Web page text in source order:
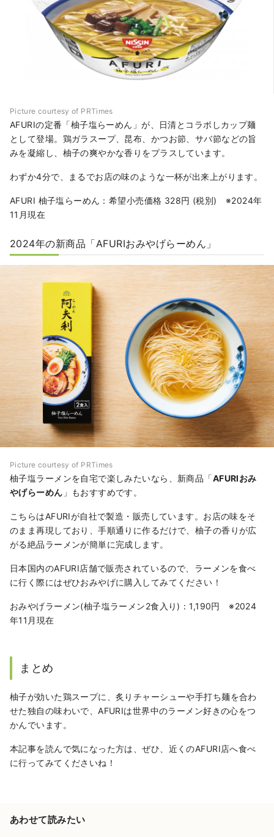
Picture courtesy of PRTimes
AFURIの定番「柚子塩らーめん」が、日清とコラボしカップ麺
として登場。鶏ガラスープ、昆布、かつお節、サバ節などの旨
みを凝縮し、柚子の爽やかな香りをプラスしています。
わずか4分で、まるでお店の味のような一杯が出来上がります。
AFURI 柚子塩らーめん：希望小売価格 328円 (税別) ※2024年
11月現在
2024年の新商品「AFURIおみやげらーめん」
Picture courtesy of PRTimes
柚子塩ラーメンを自宅で楽しみたいなら、新商品「AFURIおみ
やげらーめん 」もおすすめです。
こちらはAFURIが自社で製造・販売しています。お店の味をそ
のまま再現しており、手順通りに作るだけで、柚子の香りが広
がる絶品ラーメンが簡単に完成します。
日本国内のAFURI店舗で販売されているので、ラーメンを食べ
に行く際にはぜひおみやげに購入してみてください！
おみやげラーメン(柚子塩ラーメン2食入り)：1,190円 ※2024
年11月現在
まとめ
柚子が効いた鶏スープに、炙りチャーシューや手打ち麺を合わ
せた独自の味わいで、AFURIは世界中のラーメン好きの心をつ
かんでいます。
本記事を読んで気になった方は、ぜひ、近くのAFURI店へ食べ
に行ってみてくださいね！
あわせて読みたい